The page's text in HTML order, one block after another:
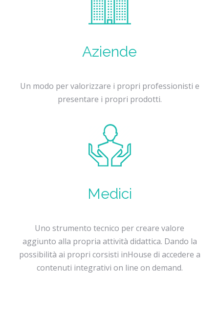
Aziende
Un modo per valorizzare i propri professionisti e
presentare i propri prodotti.
Medici
Uno strumento tecnico per creare valore
aggiunto alla propria attività didattica. Dando la
possibilità ai propri corsisti inHouse di accedere a
contenuti integrativi on line on demand.